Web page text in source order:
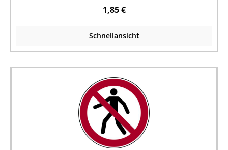
1,85 €
Schnellansicht